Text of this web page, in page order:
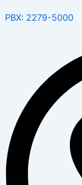
PBX: 2279-5000